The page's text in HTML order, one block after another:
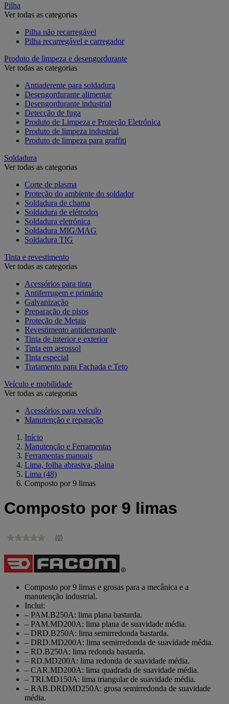
Pilha
Ver todas as categorias
Pilha não recarregável
Pilha recarregável e carregador
Produto de limpeza e desengordurante
Ver todas as categorias
Antiaderente para soldadura
Desengordurante alimentar
Desengordurante industrial
Detecção de fuga
Produto de Limpeza e Proteção Eletrónica
Produto de limpeza industrial
Produto de limpeza para graffiti
Soldadura
Ver todas as categorias
Corte de plasma
Proteção do ambiente do soldador
Soldadura de chama
Soldadura de elétrodos
Soldadura eletrónica
Soldadura MIG/MAG
Soldadura TIG
Tinta e revestimento
Ver todas as categorias
Acessórios para tinta
Antiferrugem e primário
Galvanização
Preparação de pisos
Proteção de Metais
Revestimento antiderrapante
Tinta de interior e exterior
Tinta em aerossol
Tinta especial
Tratamento para Fachada e Teto
Veículo e mobilidade
Ver todas as categorias
Acessórios para veículo
Manutenção e reparação
Início
Manutenção e Ferramentas
Ferramentas manuais
Lima, folha abrasiva, plaina
Lima (48)
Composto por 9 limas
Composto por 9 limas
Sem
de
classificação
Link
mesma
página.
(0)
Composto por 9 limas e grosas para a mecânica e a
manutenção industrial.
Inclui:
– PAM.B250A: lima plana bastarda.
– PAM.MD200A: lima plana de suavidade média.
– DRD.B250A: lima semirredonda bastarda.
– DRD.MD200A: lima semirredonda de suavidade média.
– RD.B250A: lima redonda bastarda.
– RD.MD200A: lima redonda de suavidade média.
– CAR.MD200A: lima quadrada de suavidade média.
– TRI.MD150A: lima triangular de suavidade média.
– RAB.DRDMD250A: grosa semirredonda de suavidade
média.